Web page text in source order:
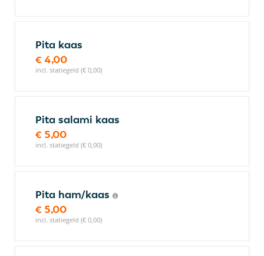
Pita kaas
€ 4,00
incl. statiegeld (€ 0,00)
Pita salami kaas
€ 5,00
incl. statiegeld (€ 0,00)
Pita ham/kaas
€ 5,00
incl. statiegeld (€ 0,00)